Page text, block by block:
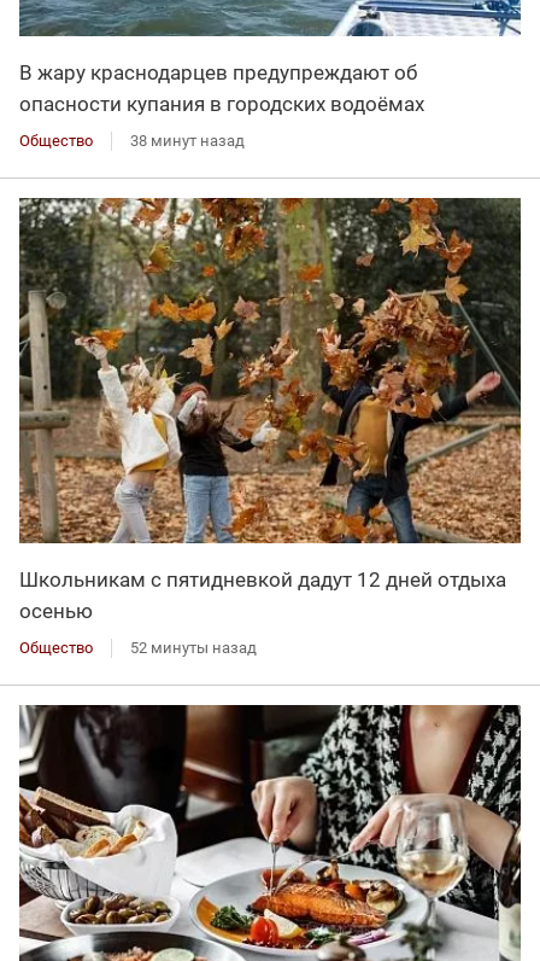
В жару краснодарцев предупреждают об
опасности купания в городских водоёмах
Общество 38 минут назад
Школьникам с пятидневкой дадут 12 дней отдыха
осенью
Общество 52 минуты назад